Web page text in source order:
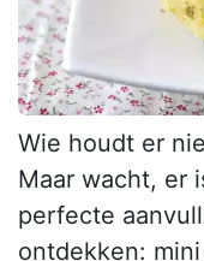
Wie houdt er
Maar wacht, er
perfecte
ontdekken: